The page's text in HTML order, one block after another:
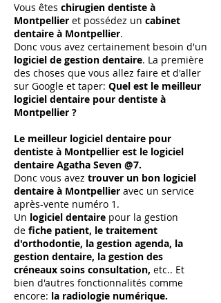
Vous êtes chirugien dentiste à
Montpellier et possédez un cabinet
dentaire à Montpellier.
Donc vous avez certainement besoin d'un
logiciel de gestion dentaire. La première
des choses que vous allez faire et d'aller
sur Google et taper: Quel est le meilleur
logiciel dentaire pour dentiste à
Montpellier ?
Le meilleur logiciel dentaire pour
dentiste à Montpellier est le logiciel
dentaire Agatha Seven @7.
Donc vous avez trouver un bon logiciel
dentaire à Montpellier avec un service
après-vente numéro 1.
Un logiciel dentaire pour la gestion
de fiche patient, le traitement
d'orthodontie, la gestion agenda, la
gestion dentaire, la gestion des
créneaux soins consultation, etc.. Et
bien d'autres fonctionnalités comme
encore: la radiologie numérique.